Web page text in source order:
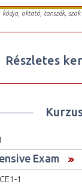
oktató, tanszék,
Részletes
Exam
1